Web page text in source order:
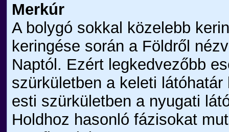
Merkúr
A bolygó sokkal közelebb
keringése során a Földről
Naptól. Ezért legkedvezőbb
szürkületben a keleti
esti szürkületben a nyugati
Holdhoz hasonló fázisokat